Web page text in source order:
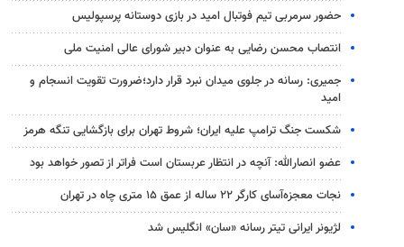
حضور سرمربی تیم فوتبال امید در بازی دوستانه پرسپولیس
انتصاب محسن رضایی به عنوان دبیر شورای عالی امنیت ملی
جمیری: رسانه‌ در جلوی میدان نبرد قرار دارد؛ضرورت تقویت انسجام و
امید
شکست جنگ ترامپ علیه ایران؛ شروط تهران برای بازگشایی تنگه هرمز
عضو انصارالله: آنچه در انتظار عربستان است فراتر از تصور خواهد بود
نجات معجزه‌آسای کارگر ۲۲ ساله از عمق ۱۵ متری چاه در تهران
لژیونر ایرانی تیتر رسانه «سان» انگلیس شد